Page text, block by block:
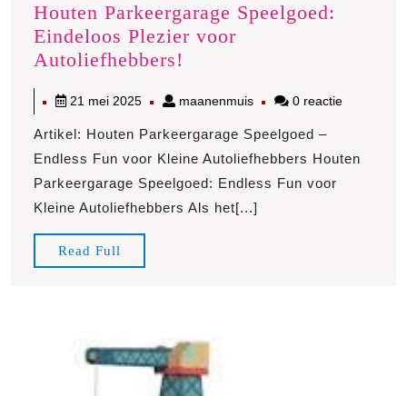
Houten Parkeergarage Speelgoed:
Eindeloos Plezier voor
Autoliefhebbers!
Speelgoed:
Eindeloos
Plezier
voor
Autoliefhebbers!
21 mei 202521
2025
maanenmuismaanenmuis
0 reactie
Artikel: Houten Parkeergarage Speelgoed –
Endless Fun voor Kleine Autoliefhebbers Houten
Parkeergarage Speelgoed: Endless Fun voor
Kleine Autoliefhebbers Als het[...]
Read Full
Full